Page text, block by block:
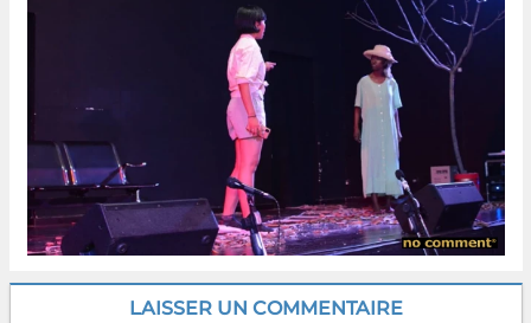
LAISSER UN COMMENTAIRE